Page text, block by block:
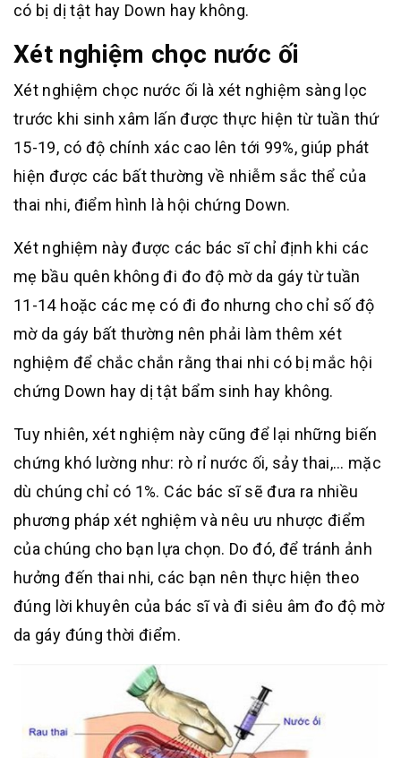
có bị dị tật hay Down hay không.
Xét nghiệm chọc nước ối
Xét nghiệm chọc nước ối là xét nghiệm sàng lọc
trước khi sinh xâm lấn được thực hiện từ tuần thứ
15-19, có độ chính xác cao lên tới 99%, giúp phát
hiện được các bất thường về nhiễm sắc thể của
thai nhi, điểm hình là hội chứng Down.
Xét nghiệm này được các bác sĩ chỉ định khi các
mẹ bầu quên không đi đo độ mờ da gáy từ tuần
11-14 hoặc các mẹ có đi đo nhưng cho chỉ số độ
mờ da gáy bất thường nên phải làm thêm xét
nghiệm để chắc chắn rằng thai nhi có bị mắc hội
chứng Down hay dị tật bẩm sinh hay không.
Tuy nhiên, xét nghiệm này cũng để lại những biến
chứng khó lường như: rò rỉ nước ối, sảy thai,… mặc
dù chúng chỉ có 1%. Các bác sĩ sẽ đưa ra nhiều
phương pháp xét nghiệm và nêu ưu nhược điểm
của chúng cho bạn lựa chọn. Do đó, để tránh ảnh
hưởng đến thai nhi, các bạn nên thực hiện theo
đúng lời khuyên của bác sĩ và đi siêu âm đo độ mờ
da gáy đúng thời điểm.